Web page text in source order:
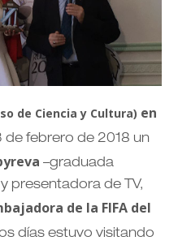
de Ciencia y Cultura) en
de febrero de 2018 un
–graduada
presentadora de TV,
de la FIFA del
días estuvo visitando